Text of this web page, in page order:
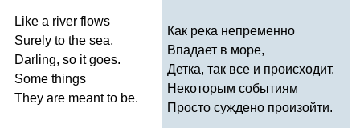
Like a river flows
Surely to the sea,
Darling, so it goes.
Some things
They are meant to be.
Как река непременно
Впадает в море,
Детка, так все и происходит.
Некоторым событиям
Просто суждено произойти.